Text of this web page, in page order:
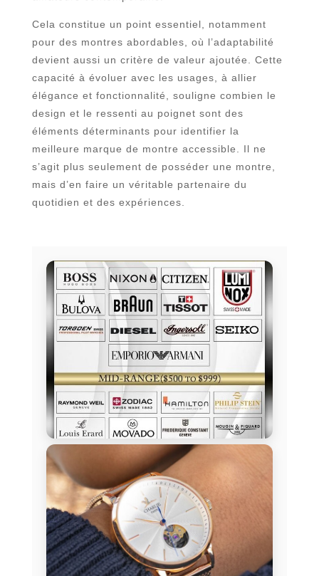
Cela constitue un point essentiel, notamment
pour des montres abordables, où l’adaptabilité
devient aussi un critère de valeur ajoutée. Cette
capacité à évoluer avec les usages, à allier
élégance et fonctionnalité, souligne combien le
design et le ressenti au poignet sont des
éléments déterminants pour identifier la
meilleure marque de montre accessible. Il ne
s’agit plus seulement de posséder une montre,
mais d’en faire un véritable partenaire du
quotidien et des expériences.